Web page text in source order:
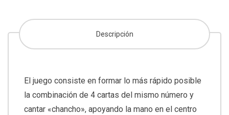
Descripción
El juego consiste en formar lo más rápido posible
la combinación de 4 cartas del mismo número y
cantar «chancho», apoyando la mano en el centro